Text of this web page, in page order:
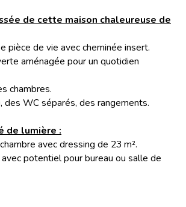
de cette maison chaleureuse de
pièce de vie avec cheminée insert.
aménagée pour un quotidien
chambres.
des WC séparés, des rangements.
de lumière :
avec dressing de 23 m².
potentiel pour bureau ou salle de